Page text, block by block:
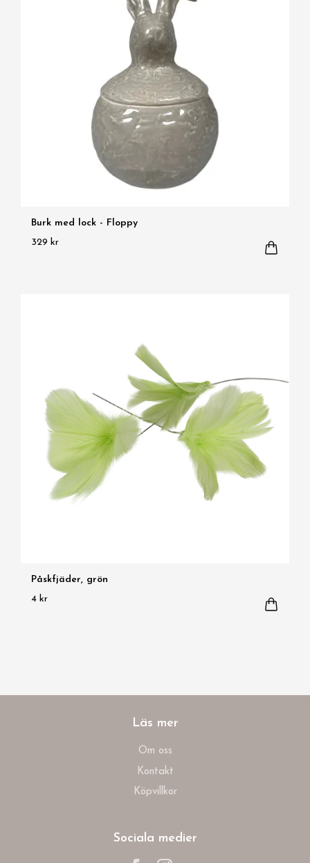
Burk med lock - Floppy
329 kr
Påskfjäder, grön
4 kr
Läs mer
Om oss
Kontakt
Köpvillkor
Sociala medier